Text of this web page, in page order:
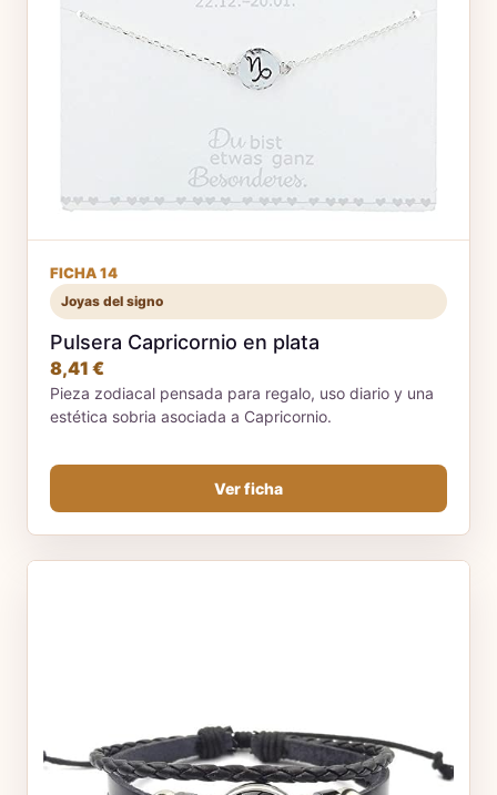
FICHA 14
Joyas del signo
Pulsera Capricornio en plata
8,41 €
Pieza zodiacal pensada para regalo, uso diario y una
estética sobria asociada a Capricornio.
Ver ficha